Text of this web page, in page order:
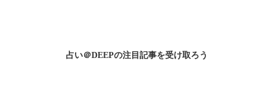
占い＠DEEPの注目記事を受け取ろう